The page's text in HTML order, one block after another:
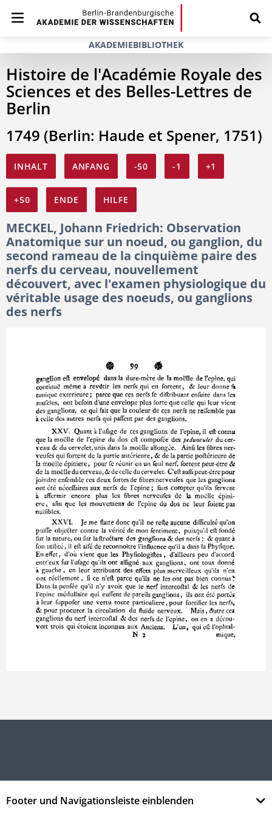
AKADEMIEBIBLIOTHEK
Histoire de l'Académie Royale des
Sciences et des Belles-Lettres de
Berlin
1749 (Berlin: Haude et Spener, 1751)
INHALT ANFANG -50 -1 +1
+50 ENDE HILFE
MECKEL, Johann Friedrich: Observation
Anatomique sur un noeud, ou ganglion, du
second rameau de la cinquième paire des
nerfs du cerveau, nouvellement
découvert, avec l'examen physiologique du
véritable usage des noeuds, ou ganglions
des nerfs
Footer und Navigationsleiste einblenden